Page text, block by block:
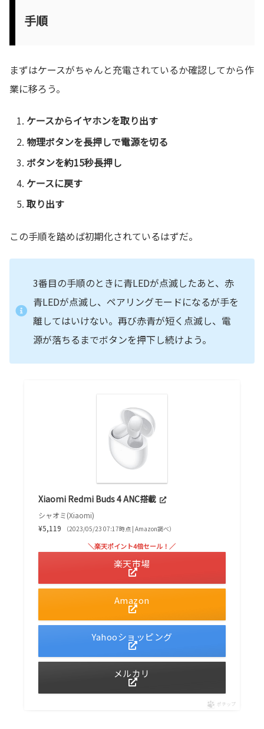
手順
まずはケースがちゃんと充電されているか確認してから作
業に移ろう。
ケースからイヤホンを取り出す
物理ボタンを長押しで電源を切る
ボタンを約15秒長押し
ケースに戻す
取り出す
この手順を踏めば初期化されているはずだ。
3番目の手順のときに青LEDが点滅したあと、赤
青LEDが点滅し、ペアリングモードになるが手を
離してはいけない。再び赤青が短く点滅し、電
源が落ちるまでボタンを押下し続けよう。
Xiaomi Redmi Buds 4 ANC搭載
シャオミ(Xiaomi)
¥5,119
（2023/05/23 07:17時点 | Amazon調べ）
Amazon
＼楽天ポイント4倍セール！／
楽天市場
Yahooショッピング
メルカリ
ポチップ